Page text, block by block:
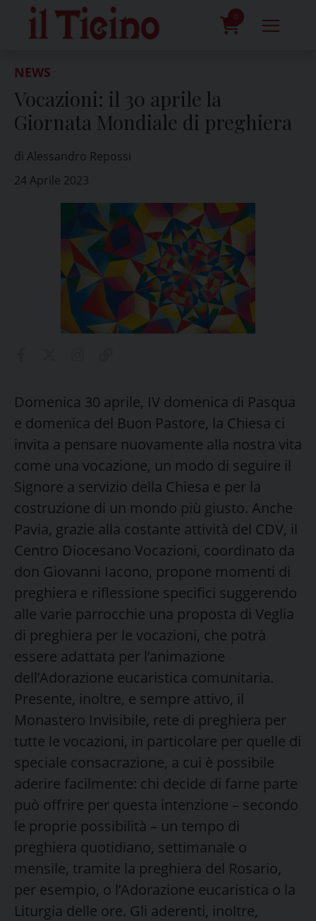
content
0
NEWS
Vocazioni: il 30 aprile la
Giornata Mondiale di preghiera
di Alessandro Repossi
24 Aprile 2023
Domenica 30 aprile, IV domenica di Pasqua
e domenica del Buon Pastore, la Chiesa ci
invita a pensare nuovamente alla nostra vita
come una vocazione, un modo di seguire il
Signore a servizio della Chiesa e per la
costruzione di un mondo più giusto. Anche
Pavia, grazie alla costante attività del CDV, il
Centro Diocesano Vocazioni, coordinato da
don Giovanni Iacono, propone momenti di
preghiera e riflessione specifici suggerendo
alle varie parrocchie una proposta di Veglia
di preghiera per le vocazioni, che potrà
essere adattata per l’animazione
dell’Adorazione eucaristica comunitaria.
Presente, inoltre, e sempre attivo, il
Monastero Invisibile, rete di preghiera per
tutte le vocazioni, in particolare per quelle di
speciale consacrazione, a cui è possibile
aderire facilmente: chi decide di farne parte
può offrire per questa intenzione – secondo
le proprie possibilità – un tempo di
preghiera quotidiano, settimanale o
mensile, tramite la preghiera del Rosario,
per esempio, o l’Adorazione eucaristica o la
Liturgia delle ore. Gli aderenti, inoltre,